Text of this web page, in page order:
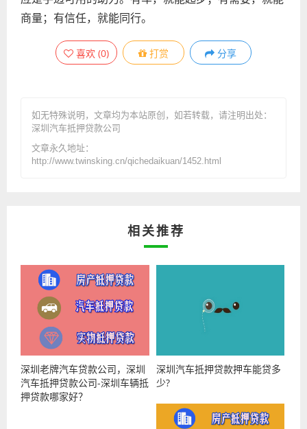
商量；有信任，就能同行。
喜欢 (0) 打赏 分享
如无特殊说明，文章均为本站原创 ，如若转载，请注明出处：
深圳汽车抵押贷款公司
文章永久地址：
http://www.twinsking.cn/qichedaikuan/1452.html
相关推荐
深圳老牌汽车贷款公司，深圳
汽车抵押贷款公司-深圳车辆抵
押贷款哪家好？
深圳汽车抵押贷款押车能贷多
少?